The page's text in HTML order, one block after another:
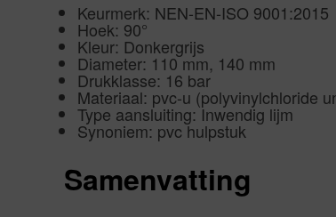
Keurmerk: NEN-EN-ISO 9001:2015
Hoek: 90°
Kleur: Donkergrijs
Diameter: 110 mm, 140 mm
Drukklasse: 16 bar
Materiaal: pvc-u (polyvinylchloride
Type aansluiting: Inwendig lijm
Synoniem: pvc hulpstuk
Samenvatting